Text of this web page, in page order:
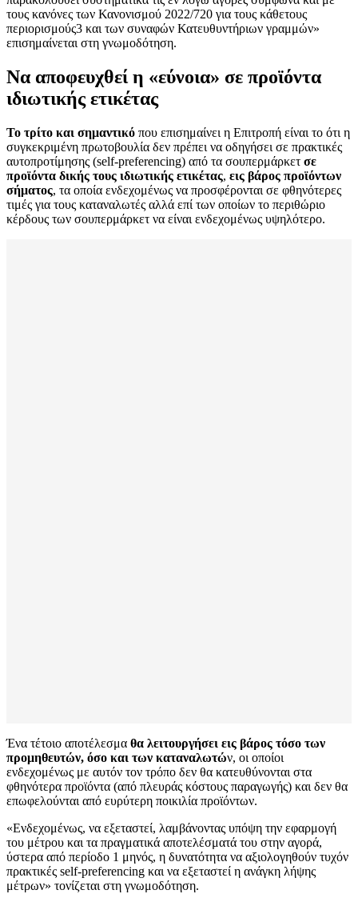
τους κανόνες των Κανονισμού 2022/720 για τους κάθετους
περιορισμούς3 και των συναφών Κατευθυντήριων γραμμών»
επισημαίνεται στη γνωμοδότηση.
Να αποφευχθεί η «εύνοια» σε προϊόντα
ιδιωτικής ετικέτας
Το τρίτο και σημαντικό που επισημαίνει η Επιτροπή είναι το ότι η
συγκεκριμένη πρωτοβουλία δεν πρέπει να οδηγήσει σε πρακτικές
αυτοπροτίμησης (self-preferencing) από τα σουπερμάρκετ σε
προϊόντα δικής τους ιδιωτικής ετικέτας, εις βάρος προϊόντων
σήματος, τα οποία ενδεχομένως να προσφέρονται σε φθηνότερες
τιμές για τους καταναλωτές αλλά επί των οποίων το περιθώριο
κέρδους των σουπερμάρκετ να είναι ενδεχομένως υψηλότερο.
Ένα τέτοιο αποτέλεσμα θα λειτουργήσει εις βάρος τόσο των
προμηθευτών, όσο και των καταναλωτών, οι οποίοι
ενδεχομένως με αυτόν τον τρόπο δεν θα κατευθύνονται στα
φθηνότερα προϊόντα (από πλευράς κόστους παραγωγής) και δεν θα
επωφελούνται από ευρύτερη ποικιλία προϊόντων.
«Ενδεχομένως, να εξεταστεί, λαμβάνοντας υπόψη την εφαρμογή
του μέτρου και τα πραγματικά αποτελέσματά του στην αγορά,
ύστερα από περίοδο 1 μηνός, η δυνατότητα να αξιολογηθούν τυχόν
πρακτικές self-preferencing και να εξεταστεί η ανάγκη λήψης
μέτρων» τονίζεται στη γνωμοδότηση.